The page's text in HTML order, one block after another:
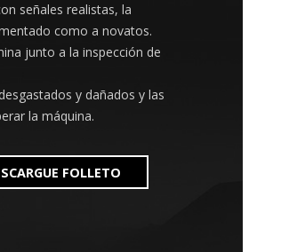
señales realistas, la
como a novatos.
junto a la inspección de
y dañados y las
la máquina.
FOLLETO